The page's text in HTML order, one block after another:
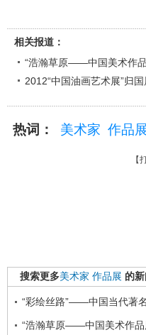
相关报道：
“浩瀚草原——中国美术作
2012“中国油画艺术展”归
热词： 美术家 作品
【
搜索更多美术家 作品展 的新
“彩绘丝路”——中国当代著
“浩瀚草原——中国美术作品